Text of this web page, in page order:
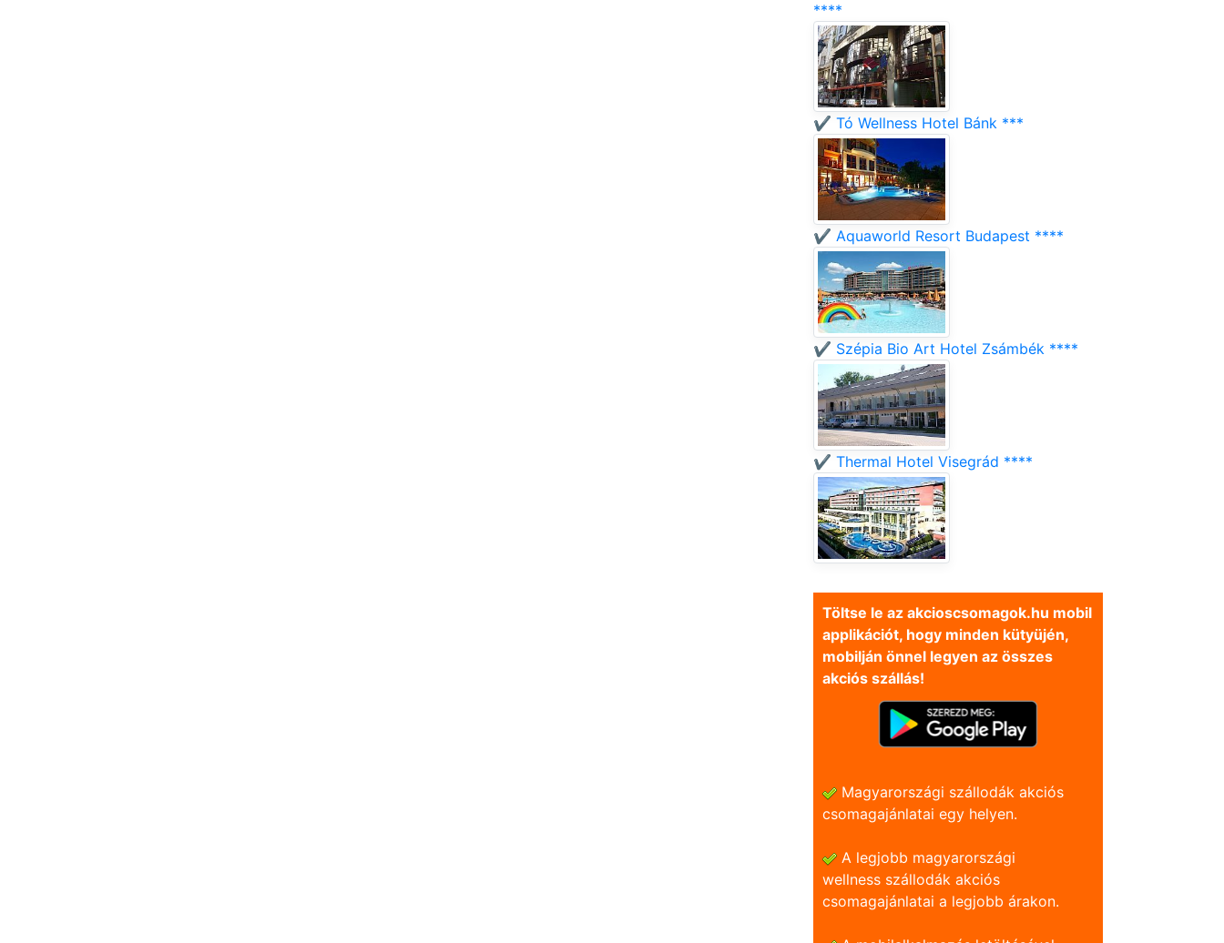
****
✔️ Tó Wellness Hotel Bánk ***
✔️ Aquaworld Resort Budapest ****
✔️ Szépia Bio Art Hotel Zsámbék ****
✔️ Thermal Hotel Visegrád ****
Töltse le az akcioscsomagok.hu mobil
applikációt, hogy minden kütyüjén,
mobilján önnel legyen az összes
akciós szállás!
Magyarországi szállodák akciós
csomagajánlatai egy helyen.
A legjobb magyarországi
wellness szállodák akciós
csomagajánlatai a legjobb árakon.